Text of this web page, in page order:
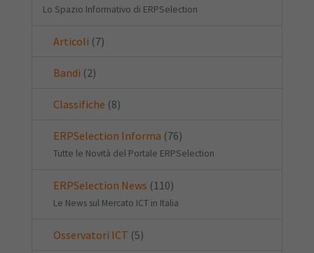
Lo Spazio Informativo di ERPSelection
Articoli (7)
Bandi (2)
Classifiche (8)
ERPSelection Informa (76)
Tutte le Novità del Portale ERPSelection
ERPSelection News (110)
Le News sul Mercato ICT in Italia
Osservatori ICT (5)